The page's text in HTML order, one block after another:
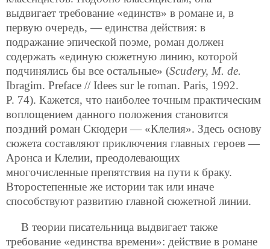
выдвигает требование «единств» в романе и, в
первую очередь, — единства действия: в
подражание эпической поэме, роман должен
содержать «единую сюжетную линию, которой
подчинялись бы все остальные» (Scudery, М. de.
Ibragim. Preface // Idees sur le roman. Paris, 1992.
P. 74). Кажется, что наиболее точным практическим
воплощением данного положения становится
поздний роман Скюдери — «Клелия». Здесь основу
сюжета составляют приключения главных героев —
Аронса и Клелии, преодолевающих
многочисленные препятствия на пути к браку.
Второстепенные же истории так или иначе
способствуют развитию главной сюжетной линии.
В теории писательница выдвигает также
требование «единства времени»: действие в романе